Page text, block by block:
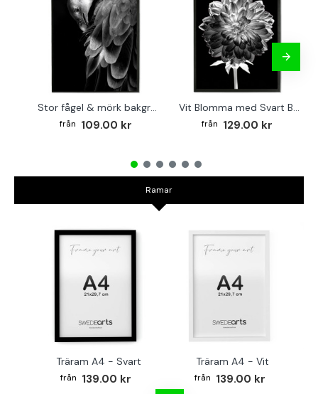
Stor fågel & mörk bakgrund - Svartvit Poster
109.00 kr
Vit Blomma med Svart Bakgrund - Svartvit Tavla
129.00 kr
Ramar
Träram A4 - Svart
139.00 kr
Träram A4 - Vit
139.00 kr